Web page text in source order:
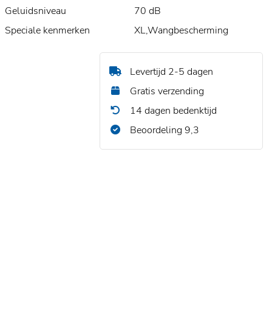
Geluidsniveau
70 dB
Speciale kenmerken
XL,Wangbescherming
Levertijd 2-5 dagen
Gratis verzending
14 dagen bedenktijd
Beoordeling 9,3